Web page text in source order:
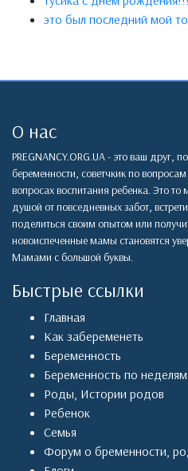
это был последний мой
О нас
PREGNANCY.ORG.UA - это ваш друг,
беременности, советчкик по
вопросах воспитания ребенка. Это
душой от повседневных забот,
поделиться своим опытом или
новоиспеченные мамы становятся
Мамами с большой буквы.
Быстрые ссылки
Главная
Как забеременеть
Беременность
Беременность по неделям
Роды, Истории родов
Ребенок
Семья
Форум о бременности,